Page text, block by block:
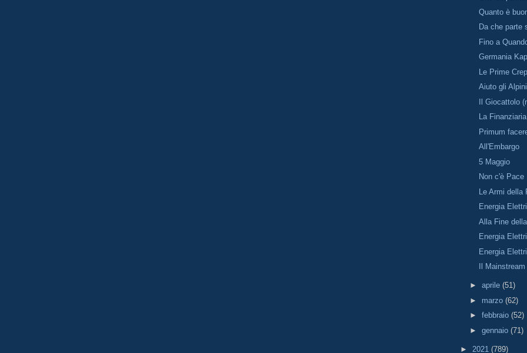
Quanto è
Da che parte
Fino a
Germania
Le Prime
Aiuto gli
Il Giocattolo
La
Primum
All'Embargo
5 Maggio
Non c'è Pace
Le Armi della
Energia
Alla Fine
Energia
Energia
Il Mainstream
► aprile (51)
► marzo (62)
► febbraio (52)
► gennaio (71)
► 2021 (789)